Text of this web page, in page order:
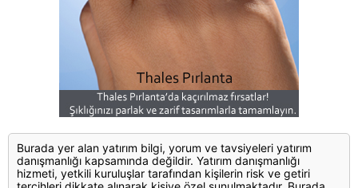
Burada yer alan yatırım bilgi, yorum ve tavsiyeleri yatırım
danışmanlığı kapsamında değildir. Yatırım danışmanlığı
hizmeti, yetkili kuruluşlar tarafından kişilerin risk ve getiri